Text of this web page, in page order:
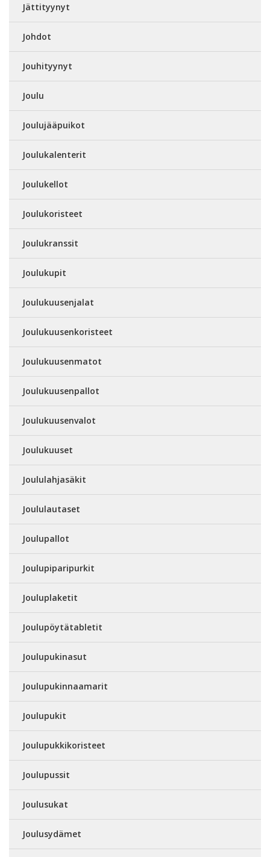
Jättityynyt
Johdot
Jouhityynyt
Joulu
Joulujääpuikot
Joulukalenterit
Joulukellot
Joulukoristeet
Joulukranssit
Joulukupit
Joulukuusenjalat
Joulukuusenkoristeet
Joulukuusenmatot
Joulukuusenpallot
Joulukuusenvalot
Joulukuuset
Joululahjasäkit
Joululautaset
Joulupallot
Joulupiparipurkit
Jouluplaketit
Joulupöytätabletit
Joulupukinasut
Joulupukinnaamarit
Joulupukit
Joulupukkikoristeet
Joulupussit
Joulusukat
Joulusydämet